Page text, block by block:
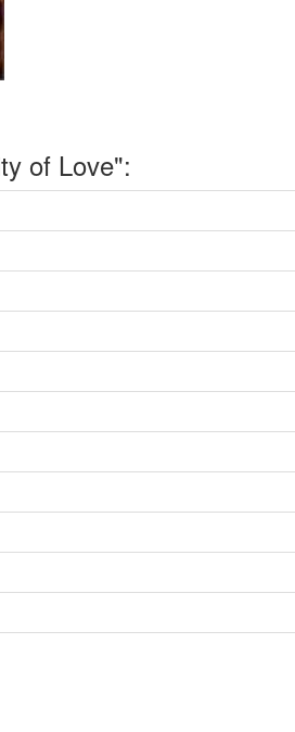
of Love":